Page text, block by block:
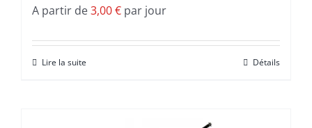
A partir de3,00€ par jour
Lire la suite Détails